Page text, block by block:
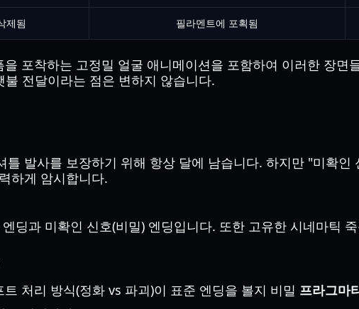
제됨 필라멘트에 포획됨
포착하는 고정밀 얼굴 애니메이션을 포함하여 이러한 장면
전달이라는 점은 변하지 않습니다.
발사를 보장하기 위해 항상 달에 남습니다. 하지만 "미확
하게 암시합니다.
딩과 미확인 신호(비밀) 엔딩입니다. 또한 고유한 시네마틱
처리 방식(정화 vs 파괴)이 표준 엔딩을 볼지 비밀 프라그마